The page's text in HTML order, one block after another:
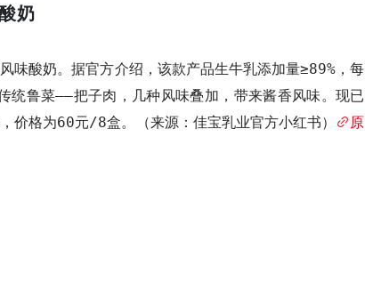
奶
味酸奶。据官方介绍，该款产品生牛乳添加量≥89%，每
鲁菜——把子肉，几种风味叠加，带来酱香风味。现已
价格为60元/8盒。（来源：佳宝乳业官方小红书）
原